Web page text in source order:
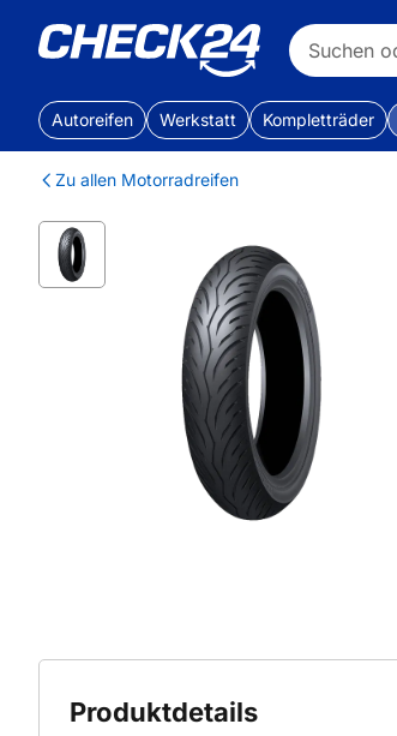
Autoreifen Werkstatt Kompletträder
Zu allen Motorradreifen
Produktdetails